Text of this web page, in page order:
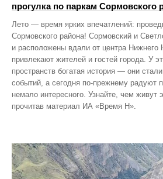
прогулка по паркам Сормовского
Лето — время ярких впечатлений:
Сормовского района! Сормовский и
и расположены вдали от центра Нижнего
привлекают жителей и гостей города. У
пространств богатая история — они
событий, а сегодня по‑прежнему радуют
немало интересного. Узнайте, чем живут
прочитав материал ИА «Время Н».